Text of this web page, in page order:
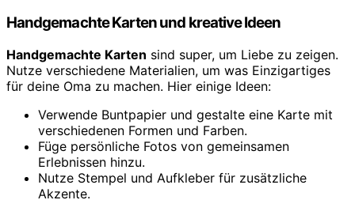
Handgemachte Karten und kreative Ideen
Handgemachte Karten sind super, um Liebe zu zeigen.
Nutze verschiedene Materialien, um was Einzigartiges
für deine Oma zu machen. Hier einige Ideen:
Verwende Buntpapier und gestalte eine Karte mit
verschiedenen Formen und Farben.
Füge persönliche Fotos von gemeinsamen
Erlebnissen hinzu.
Nutze Stempel und Aufkleber für zusätzliche
Akzente.